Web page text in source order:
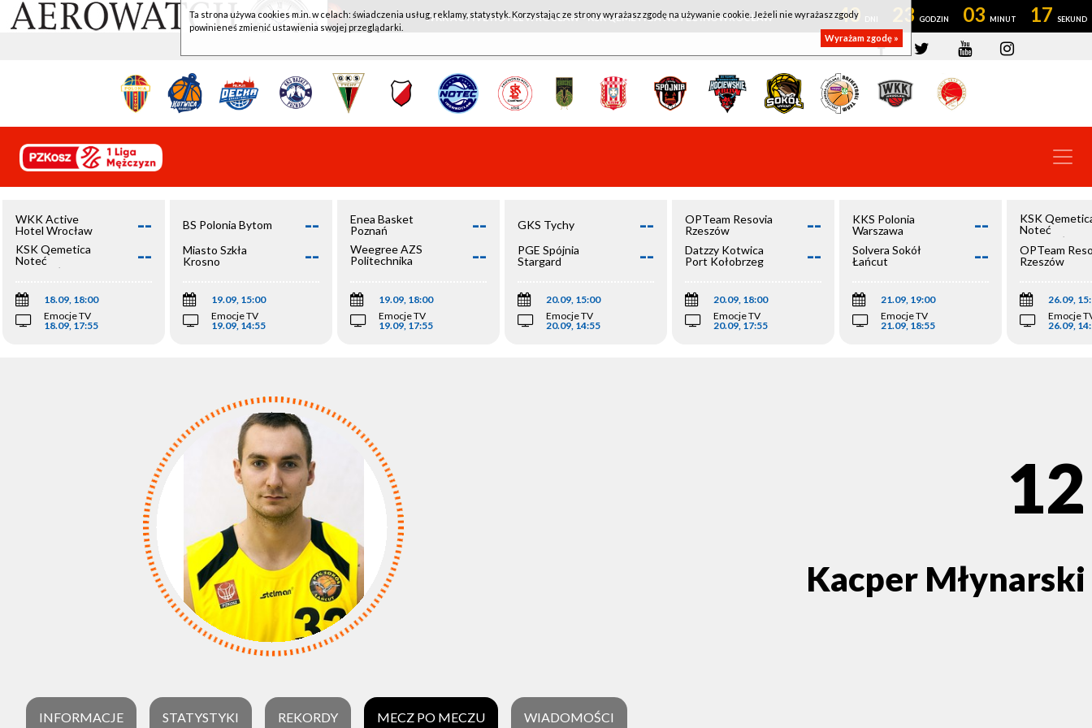
WKK ACTIVE HOTEL WROCŁAW - KSK QEMETICA NOTEĆ INOWROCŁAW 40 23 03 17
WKK Active
Hotel Wrocław
--
KSK Qemetica
Noteć
Inowrocław
--
18.09, 18:00
Emocje TV
18.09, 17:55
BS Polonia Bytom --
Miasto Szkła
Krosno
--
19.09, 15:00
Emocje TV
19.09, 14:55
Enea Basket
Poznań
--
Weegree AZS
Politechnika
--
19.09, 18:00
Emocje TV
19.09, 17:55
GKS Tychy --
PGE Spójnia
Stargard
--
20.09, 15:00
Emocje TV
20.09, 14:55
OPTeam Resovia
Rzeszów
--
Datzzy Kotwica
Port Kołobrzeg
--
20.09, 18:00
Emocje TV
20.09, 17:55
KKS Polonia
Warszawa
--
Solvera Sokół
Łańcut
--
21.09, 19:00
Emocje TV
21.09, 18:55
KSK
Noteć
Inowrocław
OPTeam
Rzeszów
26.09,
Emocje
26.09,
12
Kacper Młynarski
INFORMACJE STATYSTYKI REKORDY MECZ PO MECZU WIADOMOŚCI
Ta strona używa cookies m.in. w celach: świadczenia usług, reklamy, statystyk. Korzystając ze strony wyrażasz zgodę na używanie cookie. Jeżeli nie wyrażasz zgody
powinieneś zmienić ustawienia swojej przeglądarki.
Wyrażam zgodę »